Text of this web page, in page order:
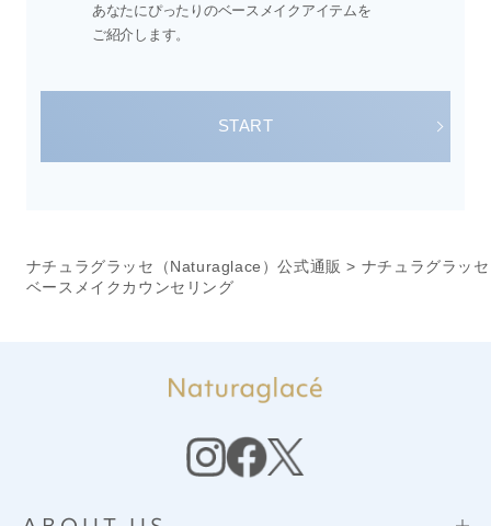
ナチュラグラッセ（Naturaglace）公式通販 > ナチュラグラッセ
ベースメイクカウンセリング
あなたにぴったりのベースメイクアイテムを
ご紹介します。
START